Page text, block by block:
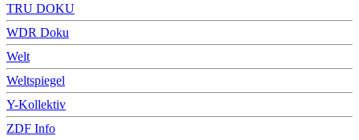
TRU DOKU
WDR Doku
Welt
Weltspiegel
Y-Kollektiv
ZDF Info